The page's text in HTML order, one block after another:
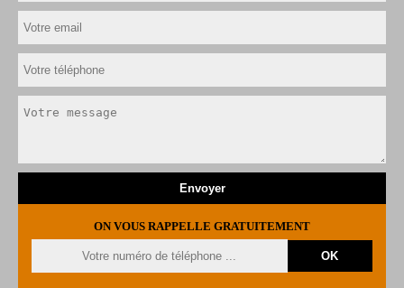
ON VOUS RAPPELLE GRATUITEMENT